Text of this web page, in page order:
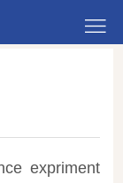
expriment